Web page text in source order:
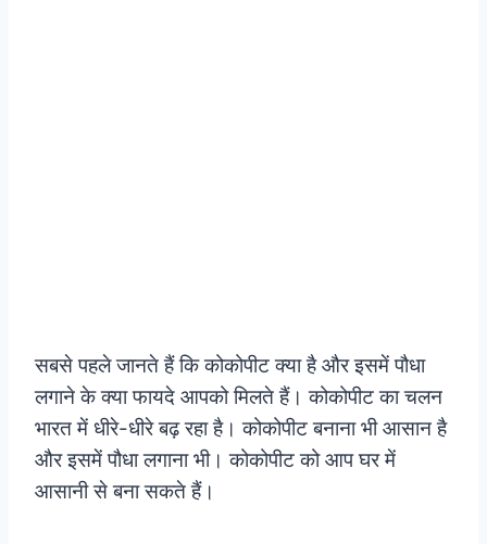
सबसे पहले जानते हैं कि कोकोपीट क्या है और इसमें पौधा
लगाने के क्या फायदे आपको मिलते हैं। कोकोपीट का चलन
भारत में धीरे-धीरे बढ़ रहा है। कोकोपीट बनाना भी आसान है
और इसमें पौधा लगाना भी। कोकोपीट को आप घर में
आसानी से बना सकते हैं।